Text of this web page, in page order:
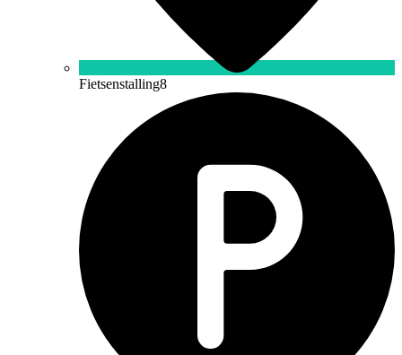
Fietsenstalling8